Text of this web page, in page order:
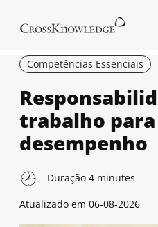
Competências Essenciais
trabalho
desempenho
Duração 4 minutes
Atualizado em 06-08-2026